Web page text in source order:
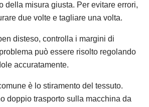
della misura giusta. Per evitare errori,
due volte e tagliare una volta.
disteso, controlla i margini di
può essere risolto regolando
accuratamente.
è lo stiramento del tessuto.
doppio trasporto sulla macchina da